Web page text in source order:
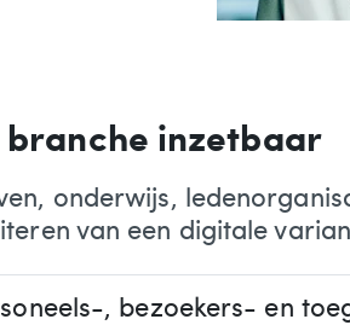
branche inzetbaar
onderwijs,
van een digitale
, bezoekers- en